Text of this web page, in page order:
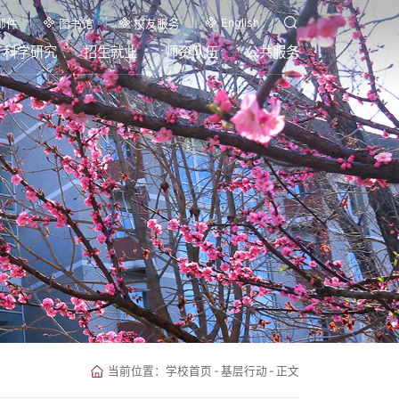
件 图书馆 校友服务 English
科学研究 招生就业 师资队伍 公共服务
当前位置： 学校首页 - 基层行动 - 正文